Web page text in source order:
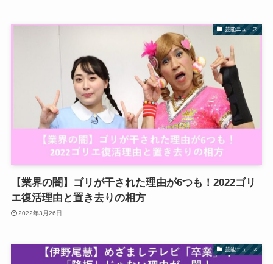
芸能ニュース
【業界の闇】ゴリが干された理由が6つも！2022ゴリ
エ復活理由と置き去りの相方
2022年3月26日
芸能ニュース